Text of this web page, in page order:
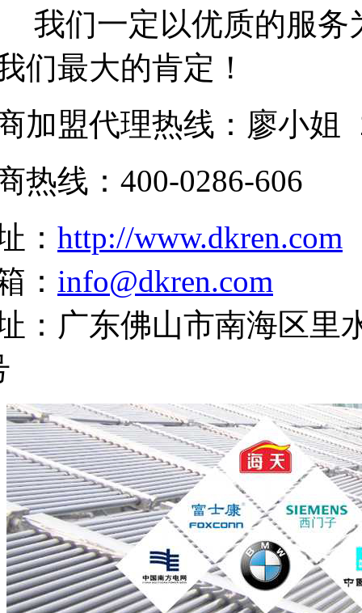
一定以优质的服务为
们最大的肯定！
加盟代理热线：廖小姐
热线：400-0286-606
： http://www.dkren.com
： info@dkren.com
：广东佛山市南海区里